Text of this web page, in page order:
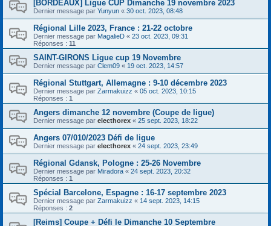
[BORDEAUX] Ligue CUP Dimanche 19 novembre 2023
Dernier message par Yunyun « 30 oct. 2023, 08:48
Régional Lille 2023, France : 21-22 octobre
Dernier message par MagalieD « 23 oct. 2023, 09:31
Réponses : 11
SAINT-GIRONS Ligue cup 19 Novembre
Dernier message par Clem09 « 19 oct. 2023, 14:57
Régional Stuttgart, Allemagne : 9-10 décembre 2023
Dernier message par Zarmakuizz « 05 oct. 2023, 10:15
Réponses : 1
Angers dimanche 12 novembre (Coupe de ligue)
Dernier message par electhorex « 25 sept. 2023, 18:22
Angers 07/010/2023 Défi de ligue
Dernier message par electhorex « 24 sept. 2023, 23:49
Régional Gdansk, Pologne : 25-26 Novembre
Dernier message par Miradora « 24 sept. 2023, 20:32
Réponses : 1
Spécial Barcelone, Espagne : 16-17 septembre 2023
Dernier message par Zarmakuizz « 14 sept. 2023, 14:15
Réponses : 2
[Reims] Coupe + Défi le Dimanche 10 Septembre